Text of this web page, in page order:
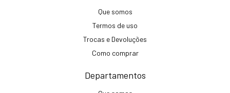
Que somos
Termos de uso
Trocas e Devoluções
Como comprar
Departamentos